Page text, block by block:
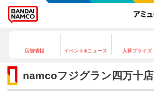
店舗情報 イベント&ニュース 入荷プライズ
namcoフジグラン四万十店